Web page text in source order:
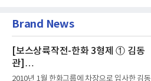
Brand News
[보스상륙작전-한화 3형제 ① 김동
관]
입사 16년 만에 수석부회장 … 경영승
2010년 1월 한화그룹에 차장으로 입사한 김동